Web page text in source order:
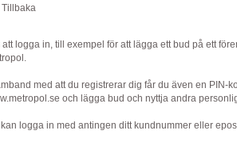
Tillbaka
att logga in, till exempel för att lägga ett bud på ett
med att du registrerar dig får du även en PIN-
och lägga bud och nyttja andra
kan logga in med antingen ditt kundnummer eller